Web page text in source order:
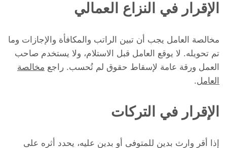
الإقرار في النزاع العمالي
مخالصة العامل يجب أن تبين الراتب والمكافأة والإجازات وما
تم تحويله. لا يوقع العامل قبل الاستلام، ولا يستخدم صاحب
العمل ورقة عامة لإسقاط حقوق لم تُحسب. راجع مخالصة
العامل.
الإقرار في التركات
إذا أقر وارث بدين للمتوفى أو بدين عليه، يحدد أثره على